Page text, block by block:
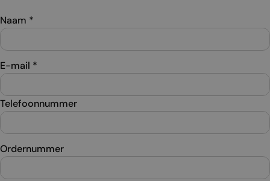
Naam *
E-mail *
Telefoonnummer
Ordernummer